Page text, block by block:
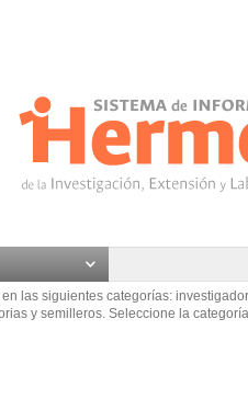
las siguientes categorías:
y semilleros. Seleccione la